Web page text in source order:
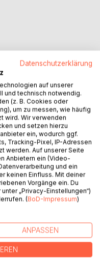
Trilogie
und so
sie zum Mittelpunkt
Catron bedeutet
Freund Skjaldan.
jedoch unbedingt. Er
dem Ort, den sie
der
das Schlimmste zu
Gegner, dessen
vermag.
Datenschutzerklärung
auf unserer
und technisch notwendig.
(z. B. Cookies oder
um zu messen, wie häufig
wird. Wir verwenden
und setzen hierzu
ein, wodurch ggf.
Tracking-Pixel, IP-Adressen
werden. Auf unserer Seite
Anbietern ein (Video-
und ein
keinen Einfluss. Mit deiner
Vorgänge ein. Du
„Privacy-Einstellungen“)
(BoD-Impressum)
ANPASSEN